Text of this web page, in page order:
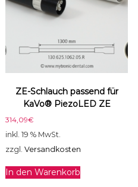
K
7
0
-
7
/
K
ZE-Schlauch passend für
KaVo® PiezoLED ZE
314,09€
inkl. 19 % MwSt.
zzgl. Versandkosten
In den Warenkorb